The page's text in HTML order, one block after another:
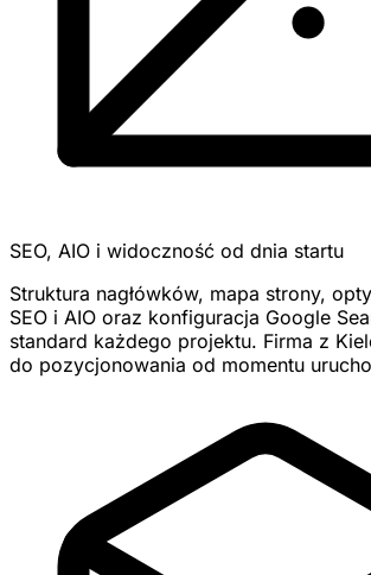
SEO, AIO i widoczność od dnia startu
Struktura nagłówków, mapa strony,
SEO i AIO oraz konfiguracja Google
standard każdego projektu. Firma z
do pozycjonowania od momentu